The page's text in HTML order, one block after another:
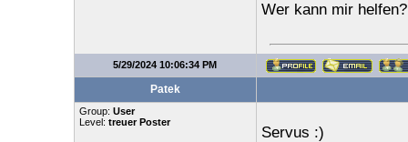
Wer kann mir helfen?
5/29/2024 10:06:34 PM
Patek
Group: User
Level: treuer Poster
Servus :)